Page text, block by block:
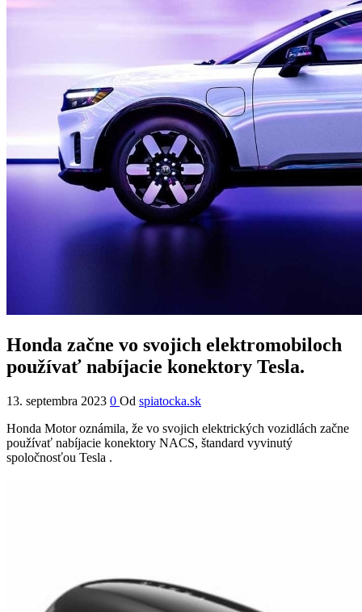
Honda začne vo svojich elektromobiloch
používať nabíjacie konektory Tesla.
13. septembra 2023 0 Od spiatocka.sk
Honda Motor oznámila, že vo svojich elektrických vozidlách začne
používať nabíjacie konektory NACS, štandard vyvinutý
spoločnosťou Tesla .